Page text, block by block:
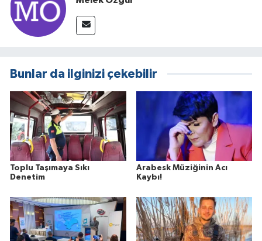
Bunlar da ilginizi çekebilir
Toplu Taşımaya Sıkı
Denetim
Arabesk Müziğinin Acı
Kaybı!